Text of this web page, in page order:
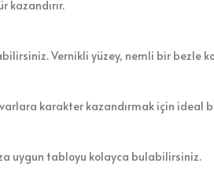
kazandırır.
Vernikli yüzey, nemli bir bezle
karakter kazandırmak için ideal
uygun tabloyu kolayca bulabilirsiniz.